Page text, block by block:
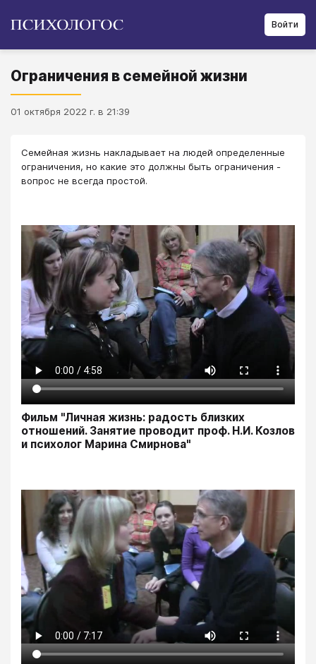
Войти
Ограничения в семейной жизни
01 октября 2022 г. в 21:39
Семейная жизнь накладывает на людей определенные
ограничения, но какие это должны быть ограничения -
вопрос не всегда простой.
Фильм "Личная жизнь: радость близких
отношений. Занятие проводит проф. Н.И. Козлов
и психолог Марина Смирнова"